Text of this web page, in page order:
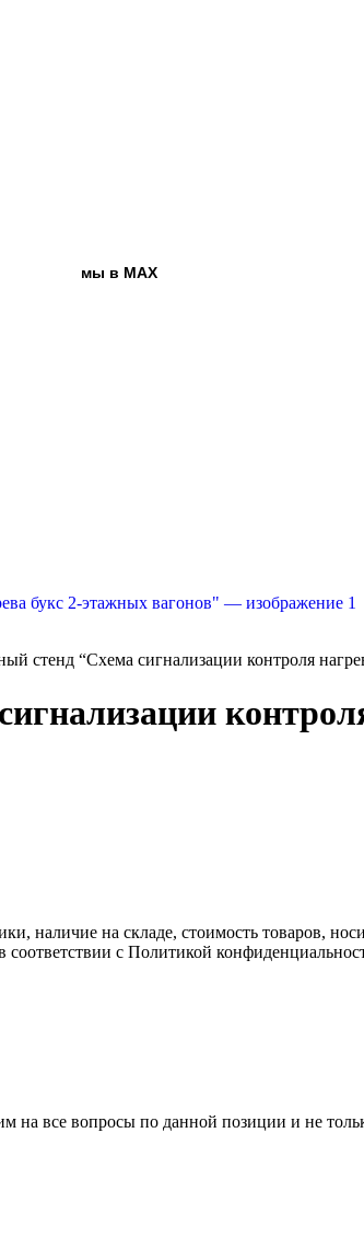
мы в MAX
стенд “Схема сигнализации контроля
наличие на складе, стоимость товаров,
соответствии с Политикой
на все вопросы по данной позиции и не